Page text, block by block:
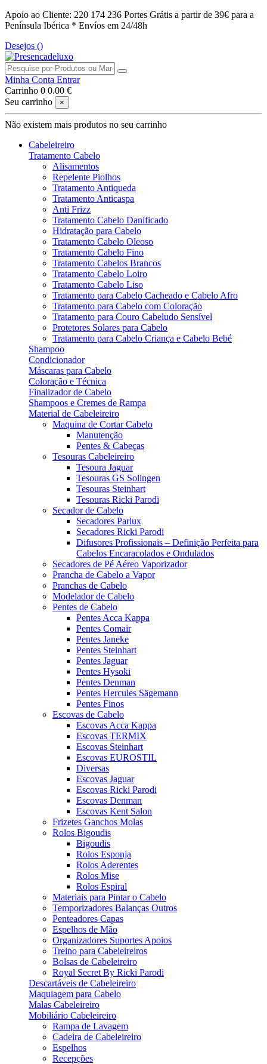
Apoio ao Cliente: 220 174 236 Portes Grátis a partir de 39€ para a
Península Ibérica * Envíos em 24/48h
Desejos ()
Minha Conta Entrar
Carrinho 0 0.00 €
Seu carrinho
×
Não existem mais produtos no seu carrinho
Cabeleireiro
Tratamento Cabelo
Alisamentos
Repelente Piolhos
Tratamento Antiqueda
Tratamento Anticaspa
Anti Frizz
Tratamento Cabelo Danificado
Hidratação para Cabelo
Tratamento Cabelo Oleoso
Tratamento Cabelo Fino
Tratamento Cabelos Brancos
Tratamento Cabelo Loiro
Tratamento Cabelo Liso
Tratamento para Cabelo Cacheado e Cabelo Afro
Tratamento para Cabelo com Coloração
Tratamento para Couro Cabeludo Sensível
Protetores Solares para Cabelo
Tratamento para Cabelo Criança e Cabelo Bebé
Shampoo
Condicionador
Máscaras para Cabelo
Coloração e Técnica
Finalizador de Cabelo
Shampoos e Cremes de Rampa
Material de Cabeleireiro
Maquina de Cortar Cabelo
Manutenção
Pentes & Cabeças
Tesouras Cabeleireiro
Tesoura Jaguar
Tesouras GS Solingen
Tesouras Steinhart
Tesouras Ricki Parodi
Secador de Cabelo
Secadores Parlux
Secadores Ricki Parodi
Difusores Profissionais – Definição Perfeita para
Cabelos Encaracolados e Ondulados
Secadores de Pé Aéreo Vaporizador
Prancha de Cabelo a Vapor
Pranchas de Cabelo
Modelador de Cabelo
Pentes de Cabelo
Pentes Acca Kappa
Pentes Comair
Pentes Janeke
Pentes Steinhart
Pentes Jaguar
Pentes Hysoki
Pentes Denman
Pentes Hercules Sägemann
Pentes Finos
Escovas de Cabelo
Escovas Acca Kappa
Escovas TERMIX
Escovas Steinhart
Escovas EUROSTIL
Diversas
Escovas Jaguar
Escovas Ricki Parodi
Escovas Denman
Escovas Kent Salon
Frizetes Ganchos Molas
Rolos Bigoudis
Bigoudis
Rolos Esponja
Rolos Aderentes
Rolos Mise
Rolos Espiral
Materiais para Pintar o Cabelo
Temporizadores Balanças Outros
Penteadores Capas
Espelhos de Mão
Organizadores Suportes Apoios
Treino para Cabeleireiros
Bolsas de Cabeleireiro
Royal Secret By Ricki Parodi
Descartáveis de Cabeleireiro
Maquiagem para Cabelo
Malas Cabeleireiro
Mobiliário Cabeleireiro
Rampa de Lavagem
Cadeira de Cabeleireiro
Espelhos
Recepções